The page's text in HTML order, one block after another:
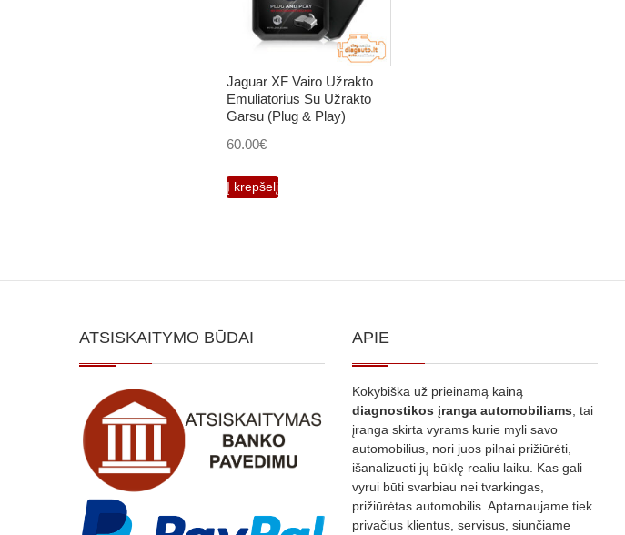
Jaguar XF Vairo Užrakto
Emuliatorius Su Užrakto
Garsu (Plug & Play)
60.00€
Į krepšelį
ATSISKAITYMO BŪDAI APIE
Kokybiška už prieinamą kainą
diagnostikos įranga automobiliams , tai
įranga skirta vyrams kurie myli savo
automobilius, nori juos pilnai prižiūrėti,
išanalizuoti jų būklę realiu laiku. Kas gali
vyrui būti svarbiau nei tvarkingas,
prižiūrėtas automobilis. Aptarnaujame tiek
privačius klientus, servisus, siunčiame